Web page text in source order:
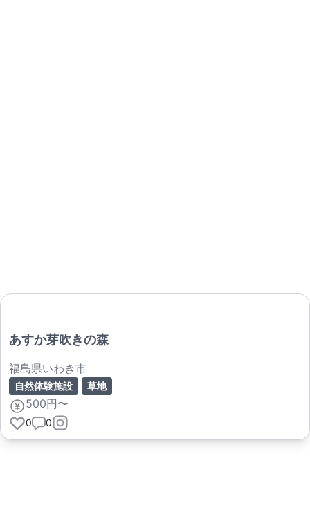
あすか芽吹きの森
福島県いわき市
自然体験施設 草地
500円〜
0 0